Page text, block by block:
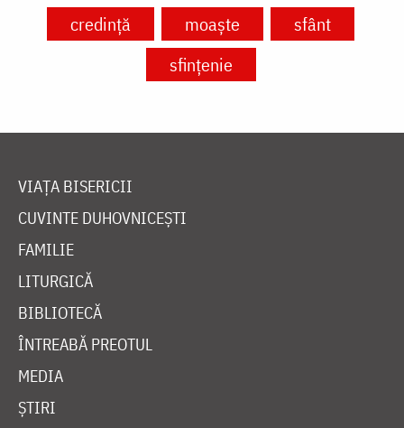
credință moaște
sfânt
sfințenie
VIAȚA BISERICII
CUVINTE DUHOVNICEȘTI
FAMILIE
LITURGICĂ
BIBLIOTECĂ
ÎNTREABĂ PREOTUL
MEDIA
ȘTIRI